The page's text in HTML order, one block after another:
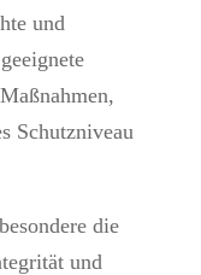
und
Schutzniveau
die
und